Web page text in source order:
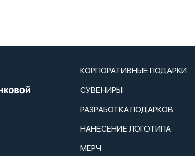
КОРПОРАТИВНЫЕ ПОДАРКИ
СУВЕНИРЫ
РАЗРАБОТКА ПОДАРКОВ
НАНЕСЕНИЕ ЛОГОТИПА
МЕРЧ